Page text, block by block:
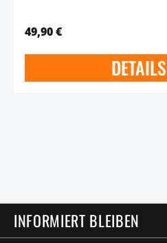
49,90 €
DETAILS
INFORMIERT BLEIBEN